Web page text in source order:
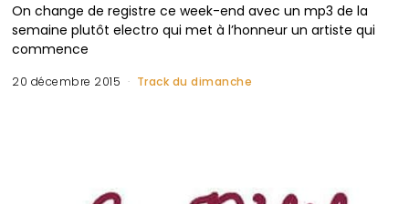
On change de registre ce week-end avec un mp3 de la
semaine plutôt electro qui met à l’honneur un artiste qui
commence
20 décembre 2015 Track du dimanche